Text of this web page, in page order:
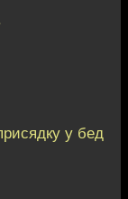
у бед